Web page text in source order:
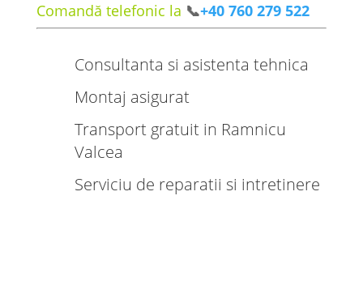
Comandă telefonic la 📞+40 760 279 522
Consultanta si asistenta tehnica
Montaj asigurat
Transport gratuit in Ramnicu
Valcea
Serviciu de reparatii si intretinere